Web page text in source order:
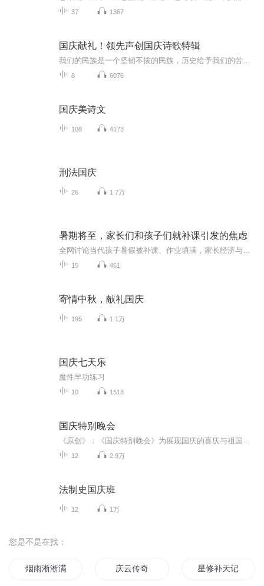
37 1367
国庆献礼！领先声创国庆诗歌特辑
8 6076
国庆美诗文
108 4173
刑法国庆
26 1.7万
暑期将至，家长们和孩子们就补课引发的焦虑
15 461
寄情中秋，献礼国庆
195 1.1万
国庆七天乐
魔性早功练习
10 1518
国庆特别晚会
12 2.9万
法制史国庆班
12 1万
您是不是在找：
烟雨淅淅满江红 庆云传奇 星修补天记